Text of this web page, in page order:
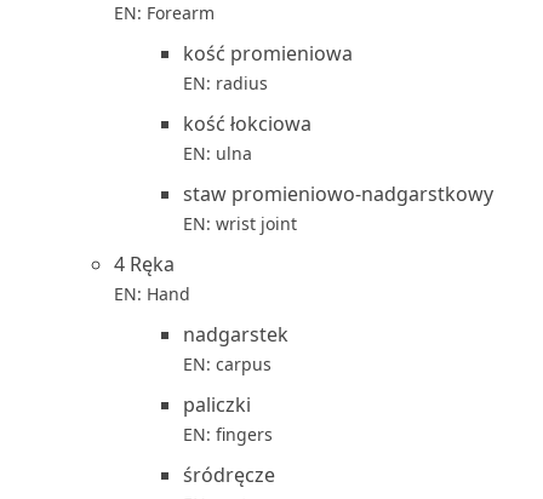
EN: Forearm
kość promieniowa
EN: radius
kość łokciowa
EN: ulna
staw promieniowo-nadgarstkowy
EN: wrist joint
4 Ręka
EN: Hand
nadgarstek
EN: carpus
paliczki
EN: fingers
śródręcze